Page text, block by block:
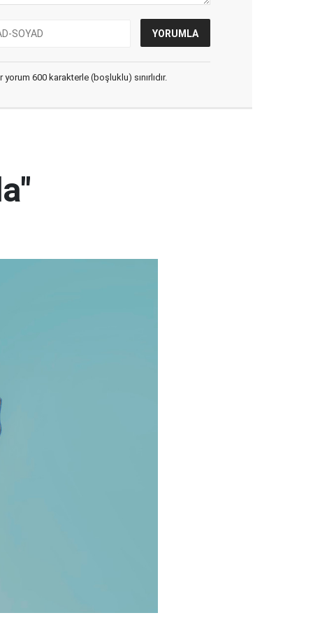
600 karakterle (boşluklu) sınırlıdır.